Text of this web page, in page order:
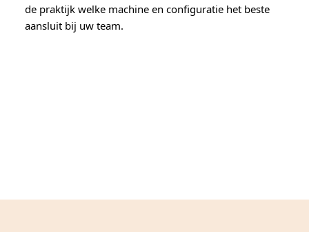
de praktijk welke machine en configuratie het beste
aansluit bij uw team.